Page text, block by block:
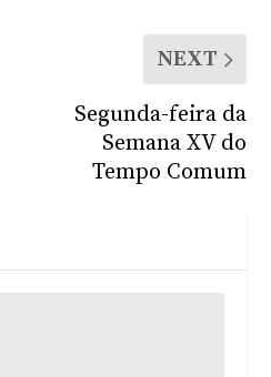
NEXT
Segunda-feira da
Semana XV do
Tempo Comum